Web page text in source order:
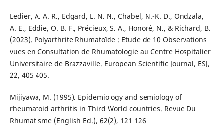
Ledier, A. A. R., Edgard, L. N. N., Chabel, N.-K. D., Ondzala,
A. E., Eddie, O. B. F., Précieux, S. A., Honoré, N., & Richard, B.
(2023). Polyarthrite Rhumatoïde : Etude de 10 Observations
vues en Consultation de Rhumatologie au Centre Hospitalier
Universitaire de Brazzaville. European Scientific Journal, ESJ,
22, 405 405.
Mijiyawa, M. (1995). Epidemiology and semiology of
rheumatoid arthritis in Third World countries. Revue Du
Rhumatisme (English Ed.), 62(2), 121 126.